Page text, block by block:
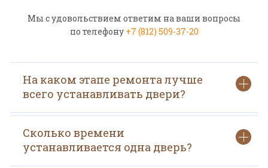
Мы с удовольствием ответим на ваши вопросы
по телефону +7 (812) 509-37-20
На каком этапе ремонта лучше
всего устанавливать двери?
Сколько времени
устанавливается одна дверь?